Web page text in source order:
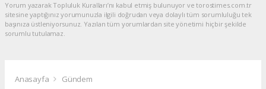
Yorum yazarak Topluluk Kuralları’nı kabul etmiş bulunuyor ve torostimes.com.tr
sitesine yaptığınız yorumunuzla ilgili doğrudan veya dolaylı tüm sorumluluğu tek
başınıza üstleniyorsunuz. Yazılan tüm yorumlardan site yönetimi hiçbir şekilde
sorumlu tutulamaz.
Anasayfa Gündem